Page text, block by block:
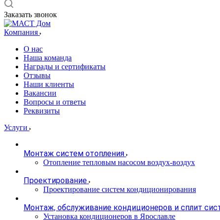
Заказать звонок
Компания
О нас
Наша команда
Награды и сертификаты
Отзывы
Наши клиенты
Вакансии
Вопросы и ответы
Реквизиты
Услуги
Монтаж систем отопления
Отопление тепловым насосом воздух-воздух
Проектирование
Проектирование систем кондиционирования
Монтаж, обслуживание кондиционеров и сплит
Установка кондиционеров в Ярославле